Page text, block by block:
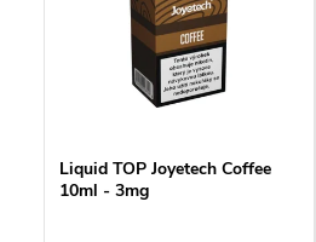
Liquid TOP Joyetech Coffee
10ml - 3mg